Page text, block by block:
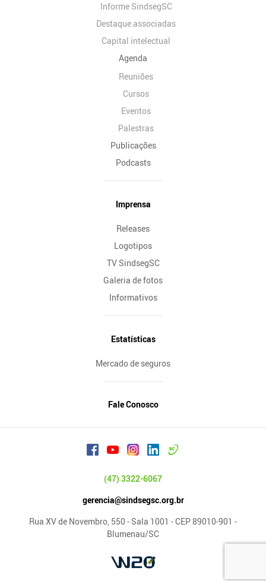
Informe SindsegSC
Destaque associadas
Capital intelectual
Agenda
Reuniões
Cursos
Eventos
Palestras
Publicações
Podcasts
Imprensa
Releases
Logotipos
TV SindsegSC
Galeria de fotos
Informativos
Estatísticas
Mercado de seguros
Fale Conosco
(47) 3322-6067
gerencia@sindsegsc.org.br
Rua XV de Novembro, 550 - Sala 1001 - CEP 89010-901 -
Blumenau/SC